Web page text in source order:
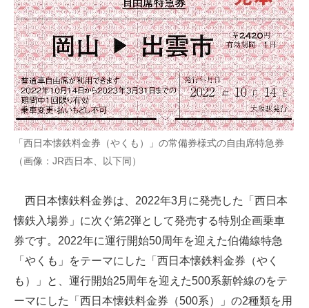
好きが集まる 比べて選べる
ビジネスと働き方のヒント
AI活用のいまが分かる
企業ITのトレンドを詳説
経営リーダーのコミュニティ
マーケ×ITの今がよく分かる
IT製品の技術・比較・事例
モノづくり技術者専門サイト
「西日本懐鉄料金券（やくも）」の常備券様式の自由席特急券
（画像：JR西日本、以下同）
西日本懐鉄料金券は、2022年3月に発売した「西日本
懐鉄入場券」に次ぐ第2弾として発売する特別企画乗車
券です。2022年に運行開始50周年を迎えた伯備線特急
「やくも」をテーマにした「西日本懐鉄料金券（やく
も）」と、運行開始25周年を迎えた500系新幹線のをテ
ーマにした「西日本懐鉄料金券（500系）」の2種類を用